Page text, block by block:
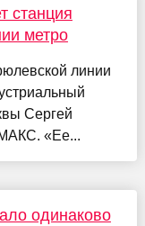
станция
метро
линии
Сергей
«Ее...
одинаково